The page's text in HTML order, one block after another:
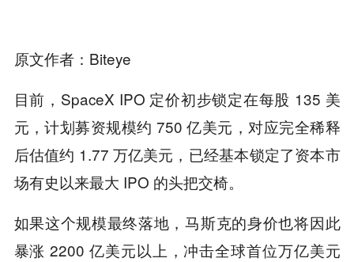
原文作者：Biteye
目前，SpaceX IPO 定价初步锁定在每股 135 美
元，计划募资规模约 750 亿美元，对应完全稀释
后估值约 1.77 万亿美元，已经基本锁定了资本市
场有史以来最大 IPO 的头把交椅。
如果这个规模最终落地，马斯克的身价也将因此
暴涨 2200 亿美元以上，冲击全球首位万亿美元